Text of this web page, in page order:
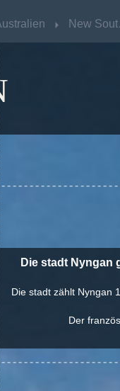
Die stadt Nyngan
Die stadt zählt Nyngan
Der